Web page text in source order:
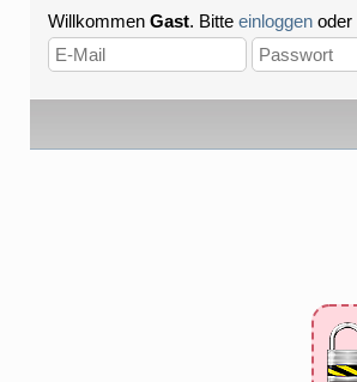
Willkommen Gast. Bitte einloggen oder